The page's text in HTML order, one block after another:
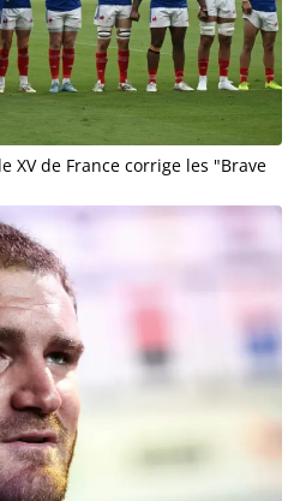
XV de France corrige les "Brave